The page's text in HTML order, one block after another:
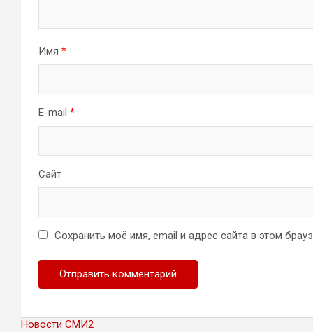
Имя *
E-mail *
Сайт
Сохранить моё имя, email и адрес сайта в этом
Новости СМИ2